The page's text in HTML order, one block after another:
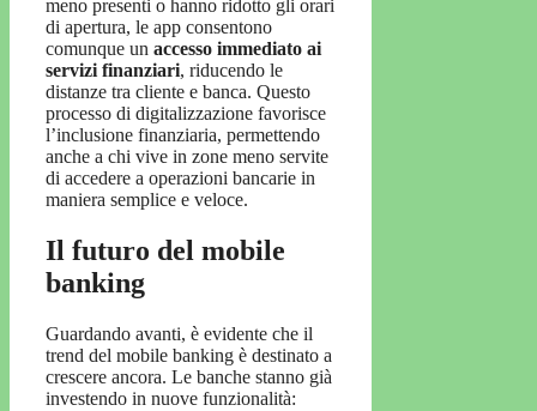
meno presenti o hanno ridotto gli orari
di apertura, le app consentono
comunque un accesso immediato ai
servizi finanziari, riducendo le
distanze tra cliente e banca. Questo
processo di digitalizzazione favorisce
l’inclusione finanziaria, permettendo
anche a chi vive in zone meno servite
di accedere a operazioni bancarie in
maniera semplice e veloce.
Il futuro del mobile
banking
Guardando avanti, è evidente che il
trend del mobile banking è destinato a
crescere ancora. Le banche stanno già
investendo in nuove funzionalità: